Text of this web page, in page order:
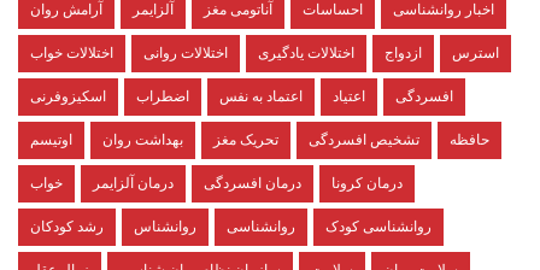
آرامش روان آلزایمر آناتومی مغز احساسات اخبار روانشناسی
اختلالات خواب اختلالات روانی اختلالات یادگیری ازدواج استرس
اسکیزوفرنی اضطراب اعتماد به نفس اعتیاد افسردگی
اوتیسم بهداشت روان تحریک مغز تشخیص افسردگی حافظه
خواب درمان آلزایمر درمان افسردگی درمان کرونا
رشد کودکان روانشناس روانشناسی روانشناسی کودک